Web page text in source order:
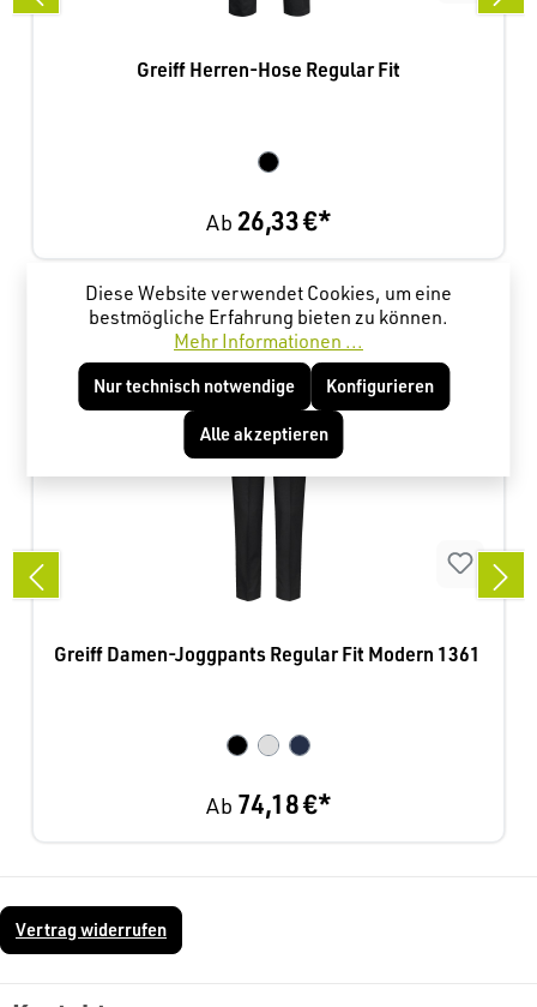
Greiff Herren-Hose Regular Fit
Ab 26,33 €*
Produktgalerie überspringen
Kunden haben sich ebenfalls angesehen
Greiff Damen-Joggpants Regular Fit Modern 1361
Ab 74,18 €*
Vertrag widerrufen
Diese Website verwendet Cookies, um eine
bestmögliche Erfahrung bieten zu können.
Mehr Informationen ...
Nur technisch notwendige Konfigurieren
Alle akzeptieren